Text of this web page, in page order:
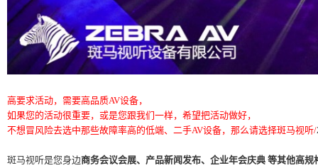
高要求活动，需要高品质AV设备，
如果您的活动很重要，或是您跟我们一样，希望把活动做好，
不想冒风险去选中那些故障率高的低端、二手AV设备，那么请选择斑马视听/
斑马视听是您身边商务会议会展、产品新闻发布、企业年会庆典 等其他高规